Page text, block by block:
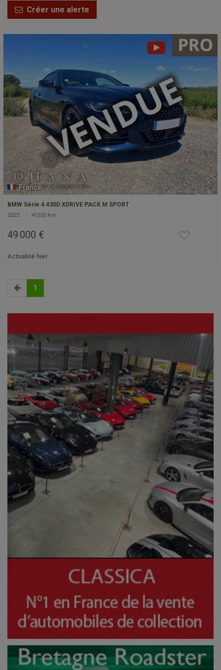
Créer une alerte
France
BMW Série 4 430D XDRIVE PACK M SPORT
2023 41250 km
49 000 €
Actualisé hier
1